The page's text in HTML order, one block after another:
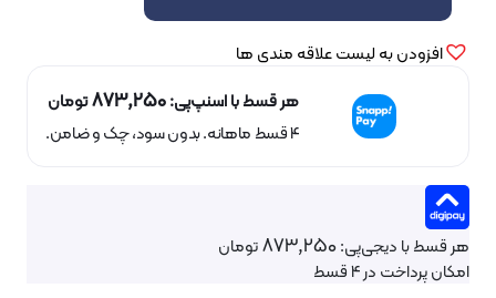
به لیست علاقه مندی ها
هر قسط با اسنپ‌پی:873,250تومان
۴ قسط ماهانه. بدون سود، چک و ضامن.
دیجی‌پی:873,250تومان
در 4 قسط